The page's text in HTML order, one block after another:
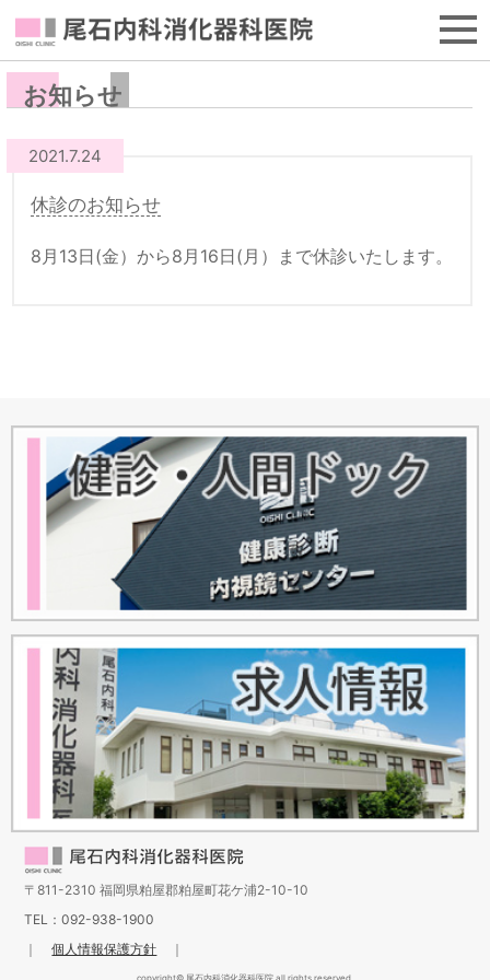
お知らせ
2021.7.24
休診のお知らせ
8月13日(金）から8月16日(月）まで休診いたします。
〒811-2310 福岡県粕屋郡粕屋町花ケ浦2-10-10
TEL：092-938-1900
｜
個人情報保護方針 ｜
copyright© 尾石内科消化器科医院 all rights reserved.